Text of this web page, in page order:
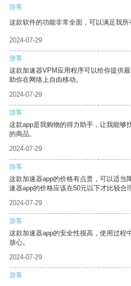
游客
这款软件的功能非常全面，可以满足我所
2024-07-29
游客
这款加速器VPM应用程序可以给你提供
助你在网络上自由移动。
2024-07-29
游客
这款app是我购物的得力助手，让我能够
的商品。
2024-07-29
游客
这款加速器app的价格有点贵，可以适当
速器app的价格应该在50元以下才比较合
2024-07-29
游客
这款加速器app的安全性很高，使用过程
放心。
2024-07-29
游客